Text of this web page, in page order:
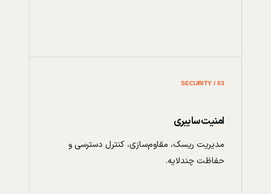
03 / SECURITY
امنیت سایبری
مدیریت ریسک، مقاوم‌سازی، کنترل دسترسی و
حفاظت چندلایه.